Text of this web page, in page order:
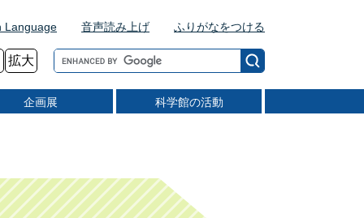
Language 音声読み上げ ふりがなをつける
拡大
G
o
o
g
ス
タ
ム
企画展 科学館の活動